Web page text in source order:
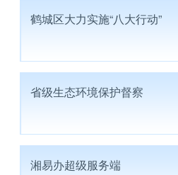
鹤城区大力实施“八大行动”
省级生态环境保护督察
湘易办超级服务端